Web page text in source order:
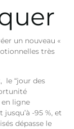
un nouveau «
très
le “jour des
ligne
-95 %, et
dépasse le